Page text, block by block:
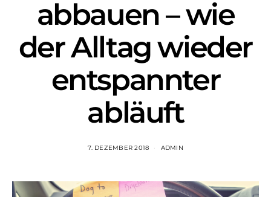
abbauen – wie
der Alltag wieder
entspannter
abläuft
7. DEZEMBER 2018 ADMIN